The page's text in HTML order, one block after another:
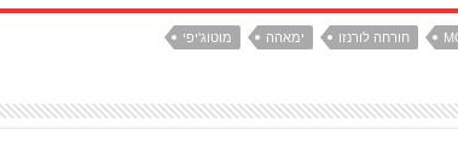
חורחה לורנזו ימאהה מוטוג'יפי